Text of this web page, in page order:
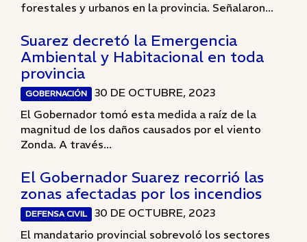
forestales y urbanos en la provincia. Señalaron...
Suarez decretó la Emergencia
Ambiental y Habitacional en toda
provincia
GOBERNACIÓN
30 DE OCTUBRE, 2023
El Gobernador tomó esta medida a raíz de la
magnitud de los daños causados por el viento
Zonda. A través...
El Gobernador Suarez recorrió las
zonas afectadas por los incendios
DEFENSA CIVIL
30 DE OCTUBRE, 2023
El mandatario provincial sobrevoló los sectores